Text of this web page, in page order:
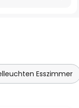
Esszimmer